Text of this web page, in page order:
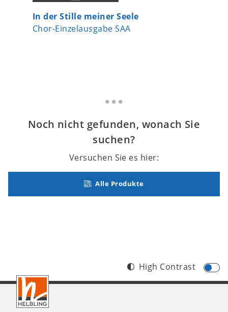
In der Stille meiner Seele
Chor-Einzelausgabe SAA
Noch nicht gefunden, wonach Sie
suchen?
Versuchen Sie es hier:
Alle Produkte
Footer
DE
High Contrast